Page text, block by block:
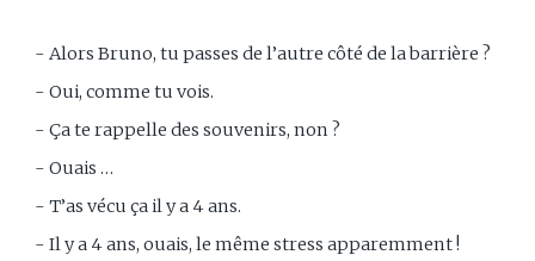
- Alors Bruno, tu passes de l’autre côté de la barrière ?
- Oui, comme tu vois.
- Ça te rappelle des souvenirs, non ?
- Ouais …
- T’as vécu ça il y a 4 ans.
- Il y a 4 ans, ouais, le même stress apparemment !